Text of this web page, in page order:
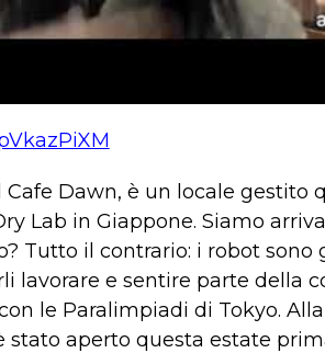
Cafe Dawn, è un locale
Lab in Giappone. Siamo
Tutto il contrario: i robot
lavorare e sentire parte della
le Paralimpiadi di Tokyo.
aperto questa estate